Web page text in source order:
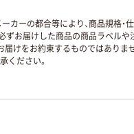
ーの都合等により、商品規格・
お届けした商品の商品ラベル
届けをお約束するものではありま
ください。